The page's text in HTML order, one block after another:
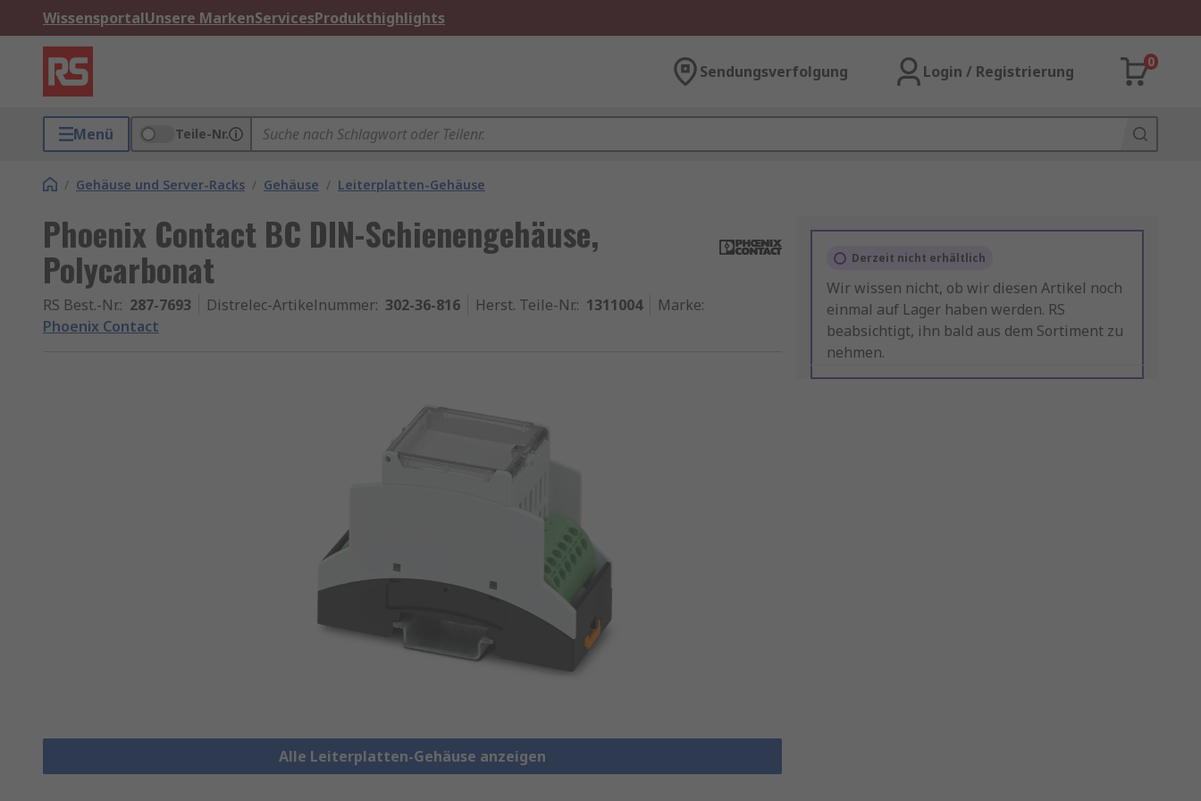
WissensportalUnsere MarkenServicesProdukthighlights
Sendungsverfolgung Login / Registrierung
0
Menü Teile-Nr.
/ Gehäuse und Server-Racks / Gehäuse / Leiterplatten-Gehäuse
Phoenix Contact BC DIN-Schienengehäuse,
Polycarbonat
RS Best.-Nr.: 287-7693 Distrelec-Artikelnummer: 302-36-816 Herst. Teile-Nr.: 1311004 Marke:
Phoenix Contact
Alle Leiterplatten-Gehäuse anzeigen
Derzeit nicht erhältlich
Wir wissen nicht, ob wir diesen Artikel noch
einmal auf Lager haben werden. RS
beabsichtigt, ihn bald aus dem Sortiment zu
nehmen.